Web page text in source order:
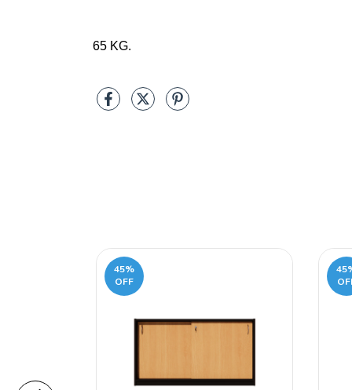
65 KG.
45%
OFF
45